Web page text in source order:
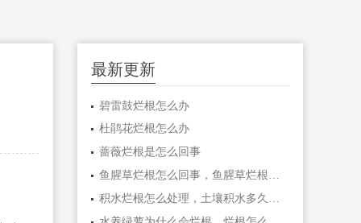
最新更新
碧雷鼓烂根怎么办
杜鹃花烂根怎么办
蔷薇烂根是怎么回事
鱼腥草烂根怎么回事，鱼腥草烂根怎么办
积水烂根怎么处理，土壤积水多久烂根